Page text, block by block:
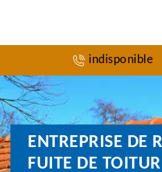
indisponible
ENTREPRISE DE
FUITE DE